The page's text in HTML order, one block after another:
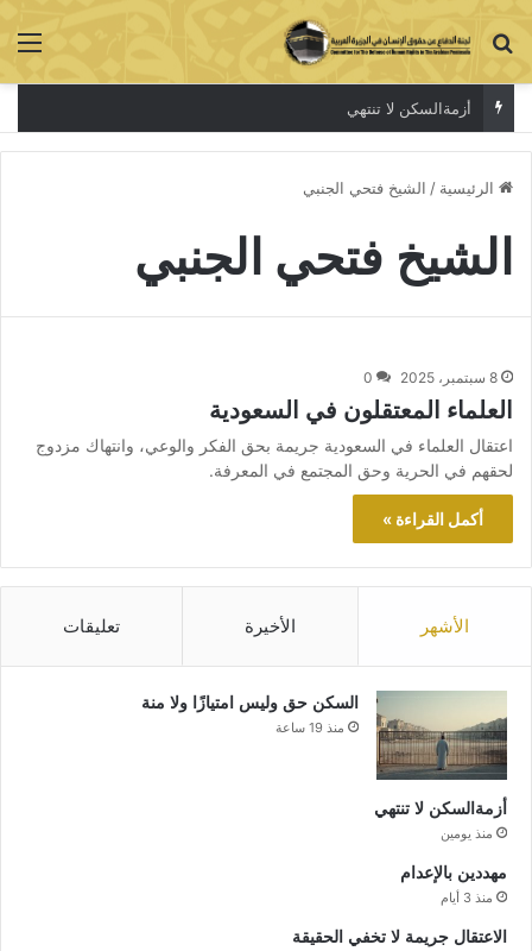
بحث عن
أزمةالسكن لا تنتهي
الرئيسية / الشيخ فتحي الجنبي
الشيخ فتحي الجنبي
8 سبتمبر، 2025 0
العلماء المعتقلون في السعودية
اعتقال العلماء في السعودية جريمة بحق الفكر والوعي، وانتهاك مزدوج
لحقهم في الحرية وحق المجتمع في المعرفة.
أكمل القراءة »
الأشهر الأخيرة تعليقات
السكن حق وليس امتيازًا ولا منة
منذ 19 ساعة
أزمةالسكن لا تنتهي
منذ يومين
مهددين بالإعدام
منذ 3 أيام
الاعتقال جريمة لا تخفي الحقيقة